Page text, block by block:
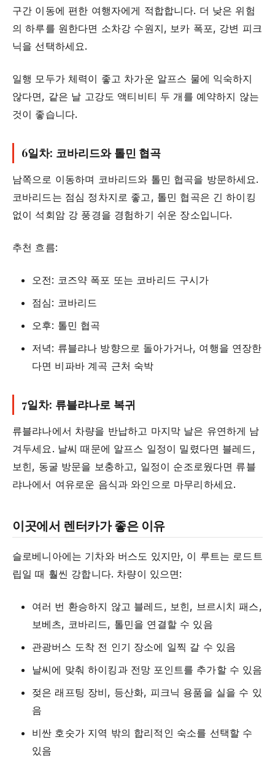
구간 이동에 편한 여행자에게 적합합니다. 더 낮은 위험
의 하루를 원한다면 소차강 수원지, 보카 폭포, 강변 피크
닉을 선택하세요.
일행 모두가 체력이 좋고 차가운 알프스 물에 익숙하지
않다면, 같은 날 고강도 액티비티 두 개를 예약하지 않는
것이 좋습니다.
6일차: 코바리드와 톨민 협곡
남쪽으로 이동하며 코바리드와 톨민 협곡을 방문하세요.
코바리드는 점심 정차지로 좋고, 톨민 협곡은 긴 하이킹
없이 석회암 강 풍경을 경험하기 쉬운 장소입니다.
추천 흐름:
오전: 코즈약 폭포 또는 코바리드 구시가
점심: 코바리드
오후: 톨민 협곡
저녁: 류블랴나 방향으로 돌아가거나, 여행을 연장한
다면 비파바 계곡 근처 숙박
7일차: 류블랴나로 복귀
류블랴나에서 차량을 반납하고 마지막 날은 유연하게 남
겨두세요. 날씨 때문에 알프스 일정이 밀렸다면 블레드,
보힌, 동굴 방문을 보충하고, 일정이 순조로웠다면 류블
랴나에서 여유로운 음식과 와인으로 마무리하세요.
이곳에서 렌터카가 좋은 이유
슬로베니아에는 기차와 버스도 있지만, 이 루트는 로드트
립일 때 훨씬 강합니다. 차량이 있으면:
여러 번 환승하지 않고 블레드, 보힌, 브르시치 패스,
보베츠, 코바리드, 톨민을 연결할 수 있음
관광버스 도착 전 인기 장소에 일찍 갈 수 있음
날씨에 맞춰 하이킹과 전망 포인트를 추가할 수 있음
젖은 래프팅 장비, 등산화, 피크닉 용품을 실을 수 있
음
비싼 호숫가 지역 밖의 합리적인 숙소를 선택할 수
있음